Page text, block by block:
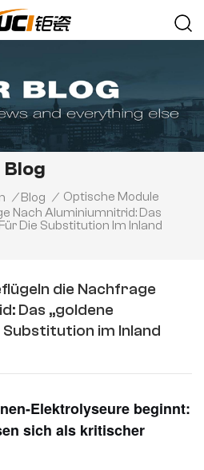
Blog
/ Blog / Optische Module
Nach Aluminiumnitrid: Das
Die Substitution Im Inland
die Nachfrage
Das „goldene
im Inland
Elektrolyseure beginnt:
sich als kritischer